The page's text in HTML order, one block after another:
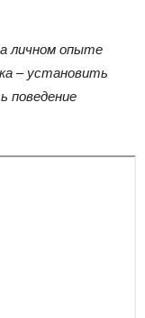
личном опыте
– установить
поведение